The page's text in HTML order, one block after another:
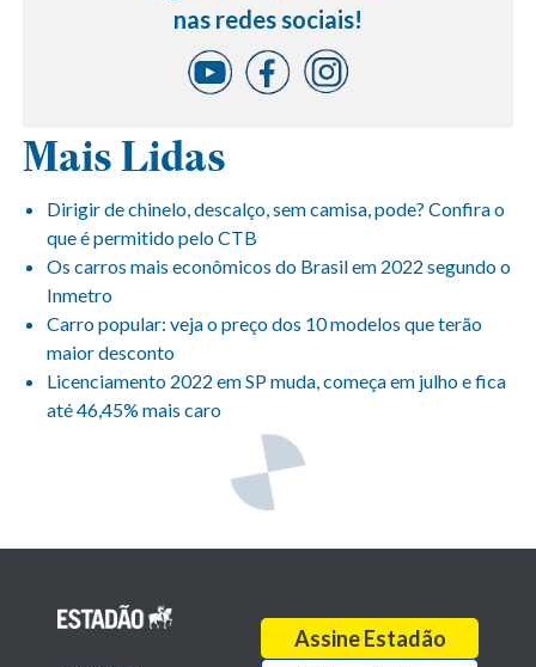
nas redes sociais!
Mais Lidas
Dirigir de chinelo, descalço, sem camisa, pode? Confira o
que é permitido pelo CTB
Os carros mais econômicos do Brasil em 2022 segundo o
Inmetro
Carro popular: veja o preço dos 10 modelos que terão
maior desconto
Licenciamento 2022 em SP muda, começa em julho e fica
até 46,45% mais caro